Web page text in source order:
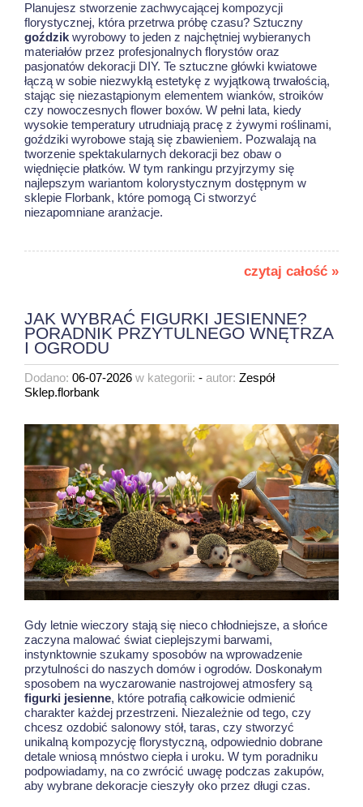
Planujesz stworzenie zachwycającej kompozycji
florystycznej, która przetrwa próbę czasu? Sztuczny
goździk wyrobowy to jeden z najchętniej wybieranych
materiałów przez profesjonalnych florystów oraz
pasjonatów dekoracji DIY. Te sztuczne główki kwiatowe
łączą w sobie niezwykłą estetykę z wyjątkową trwałością,
stając się niezastąpionym elementem wianków, stroików
czy nowoczesnych flower boxów. W pełni lata, kiedy
wysokie temperatury utrudniają pracę z żywymi roślinami,
goździki wyrobowe stają się zbawieniem. Pozwalają na
tworzenie spektakularnych dekoracji bez obaw o
więdnięcie płatków. W tym rankingu przyjrzymy się
najlepszym wariantom kolorystycznym dostępnym w
sklepie Florbank, które pomogą Ci stworzyć
niezapomniane aranżacje.
czytaj całość »
JAK WYBRAĆ FIGURKI JESIENNE?
PORADNIK PRZYTULNEGO WNĘTRZA
I OGRODU
Dodano: 06-07-2026 w kategorii: - autor: Zespół
Sklep.florbank
Gdy letnie wieczory stają się nieco chłodniejsze, a słońce
zaczyna malować świat cieplejszymi barwami,
instynktownie szukamy sposobów na wprowadzenie
przytulności do naszych domów i ogrodów. Doskonałym
sposobem na wyczarowanie nastrojowej atmosfery są
figurki jesienne, które potrafią całkowicie odmienić
charakter każdej przestrzeni. Niezależnie od tego, czy
chcesz ozdobić salonowy stół, taras, czy stworzyć
unikalną kompozycję florystyczną, odpowiednio dobrane
detale wniosą mnóstwo ciepła i uroku. W tym poradniku
podpowiadamy, na co zwrócić uwagę podczas zakupów,
aby wybrane dekoracje cieszyły oko przez długi czas.